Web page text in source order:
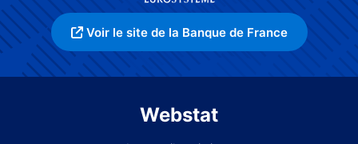
Voir le site de la Banque de France
Webstat